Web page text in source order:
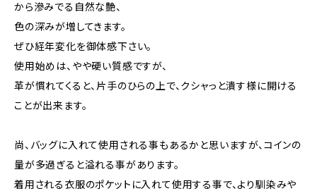
から滲みでる自然な艶、
色の深みが増してきます。
ぜひ経年変化を御体感下さい。
使用始めは、やや硬い質感ですが、
革が慣れてくると、片手のひらの上で、クシャっと潰す様に開ける
ことが出来ます。
尚、バッグに入れて使用される事もあるかと思いますが、コインの
量が多過ぎると溢れる事があります。
着用される衣服のポケットに入れて使用する事で、より馴染みや